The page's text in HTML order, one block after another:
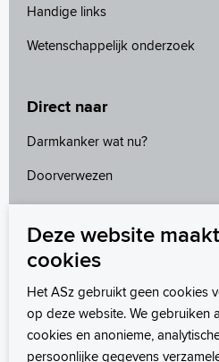
Handige links
Wetenschappelijk onderzoek
Direct naar
Darmkanker wat nu?
Doorverwezen
MijnASz
Ongerust
Deze website
cookies
Het ASz gebruikt geen cookies
op deze website. We gebruiken
cookies en anonieme,
persoonlijke gegevens